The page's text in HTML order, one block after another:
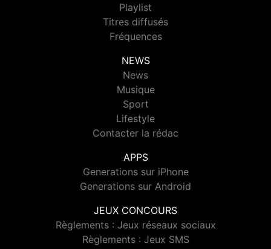
Playlist
Titres diffusés
Fréquences
NEWS
News
Musique
Sport
Lifestyle
Contacter la rédac
APPS
Generations sur iPhone
Generations sur Android
JEUX CONCOURS
Règlements : Jeux réseaux sociaux
Règlements : Jeux SMS